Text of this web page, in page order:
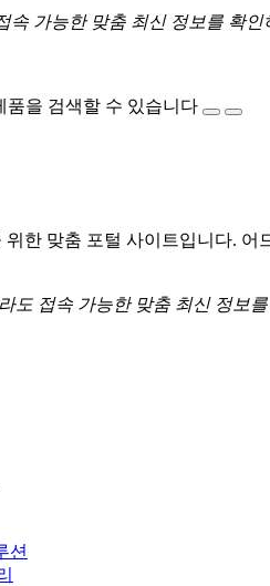
속 가능한 맞춤 최신 정보를 확인
품을 검색할 수 있습니다
한 맞춤 포털 사이트입니다.
도 접속 가능한 맞춤 최신 정보
션